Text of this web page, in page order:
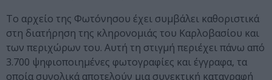
Το αρχείο της Φωτόνησου έχει συμβάλει καθοριστικά
στη διατήρηση της κληρονομιάς του Καρλοβασίου και
των περιχώρων του. Αυτή τη στιγμή περιέχει πάνω από
3.700 ψηφιοποιημένες φωτογραφίες και έγγραφα, τα
οποία συνολικά αποτελούν μια συνεκτική καταγραφή